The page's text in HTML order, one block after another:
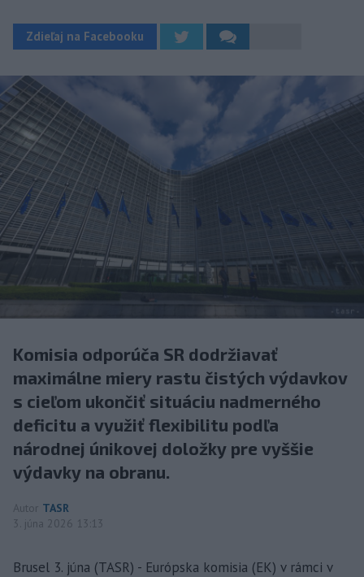
Zdieľaj na Facebooku
Komisia odporúča SR dodržiavať
maximálne miery rastu čistých výdavkov
s cieľom ukončiť situáciu nadmerného
deficitu a využiť flexibilitu podľa
národnej únikovej doložky pre vyššie
výdavky na obranu.
Autor TASR
3. júna 2026 13:13
Brusel 3. júna (TASR) - Európska komisia (EK) v rámci v